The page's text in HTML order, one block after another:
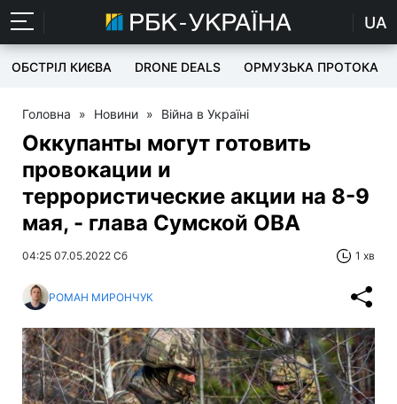
UA
ОБСТРІЛ КИЄВА DRONE DEALS ОРМУЗЬКА ПРОТОКА
Головна » Новини » Війна в Україні
Оккупанты могут готовить
провокации и
террористические акции на 8-9
мая, - глава Сумской ОВА
04:25 07.05.2022 Сб 1 хв
РОМАН МИРОНЧУК